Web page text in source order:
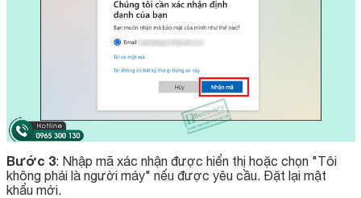
Bước 3: Nhập mã xác nhận được hiển thị hoặc chọn "Tôi
không phải là người máy" nếu được yêu cầu. Đặt lại mật
khẩu mới.